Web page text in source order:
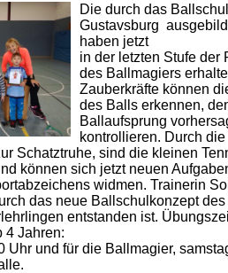
Die durch das
Gustavsburg
haben jetzt
in der letzten Stufe
des Ballmagiers
Zauberkräfte können
des Balls erkennen,
Ballaufsprung
kontrollieren. Durch
Schatztruhe, sind die kleinen
können sich jetzt neuen
widmen. Trainerin
das neue Ballschulkonzept
entstanden ist.
4 Jahren:
Uhr und für die Ballmagier,